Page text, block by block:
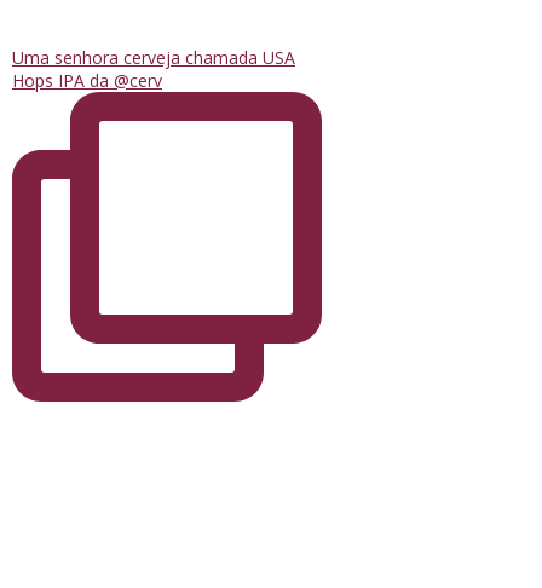
Uma senhora cerveja chamada USA
Hops IPA da @cerv